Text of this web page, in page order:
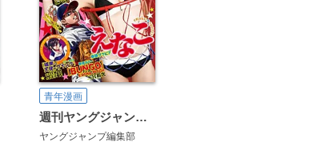
青年漫画
週刊ヤングジャンプ増刊 ヤングジャンプスポーツ
ヤングジャンプ編集部